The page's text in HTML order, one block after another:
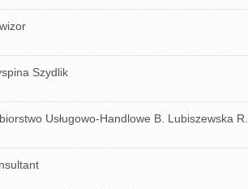
Szydlik
Usługowo-Handlowe B. Lubiszewska